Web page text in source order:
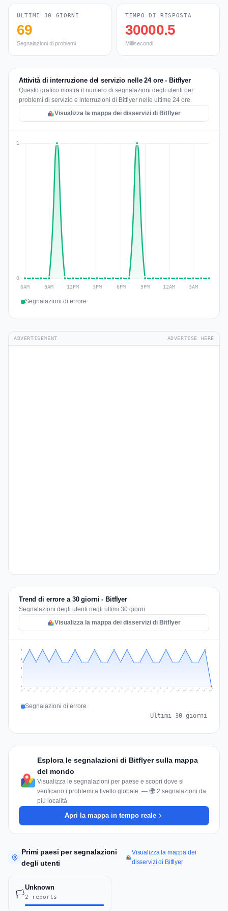
ULTIMI 30 GIORNI
69
Segnalazioni di problemi
TEMPO DI RISPOSTA
30000.5
Millisecondi
Attività di interruzione del servizio nelle 24 ore - Bitflyer
Questo grafico mostra il numero di segnalazioni degli utenti per
problemi di servizio e interruzioni di Bitflyer nelle ultime 24 ore.
Visualizza la mappa dei disservizi di Bitflyer
Segnalazioni di errore
ADVERTISEMENT ADVERTISE HERE
Trend di errore a 30 giorni - Bitflyer
Segnalazioni degli utenti negli ultimi 30 giorni
Visualizza la mappa dei disservizi di Bitflyer
1
2
2
3
Jul 8 Jul 9 Jul 10 Jul 11 Jul 12 Jul 13 Jul 14 Jul 15 Jul 16 Jul 17 Jul 18 Jul 19 Jul 20 Jul 21 Jul 22 Jul 23 Jul 24 Jul 25 Jul 26 Jul 27 Jul 28 Jul 29 Jul 30 Jul 31 Aug 1 Aug 2 Aug 3 Aug 4 Aug 5 Aug 6
Segnalazioni di errore
Ultimi 30 giorni
Esplora le segnalazioni di Bitflyer sulla mappa
del mondo
Visualizza le segnalazioni per paese e scopri dove si
verificano i problemi a livello globale. — 🌍 2 segnalazioni da
più località
Apri la mappa in tempo reale
Primi paesi per segnalazioni
degli utenti
Visualizza la mappa dei
disservizi di Bitflyer
🏳️
Unknown
2 reports